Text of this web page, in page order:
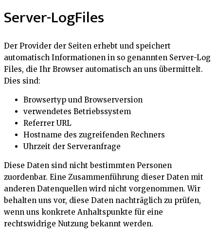
Server-LogFiles
Der Provider der Seiten erhebt und speichert
automatisch Informationen in so genannten Server-Log
Files, die Ihr Browser automatisch an uns übermittelt.
Dies sind:
Browsertyp und Browserversion
verwendetes Betriebssystem
Referrer URL
Hostname des zugreifenden Rechners
Uhrzeit der Serveranfrage
Diese Daten sind nicht bestimmten Personen
zuordenbar. Eine Zusammenführung dieser Daten mit
anderen Datenquellen wird nicht vorgenommen. Wir
behalten uns vor, diese Daten nachträglich zu prüfen,
wenn uns konkrete Anhaltspunkte für eine
rechtswidrige Nutzung bekannt werden.